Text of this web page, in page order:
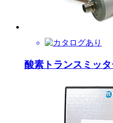
酸素トランスミッタ